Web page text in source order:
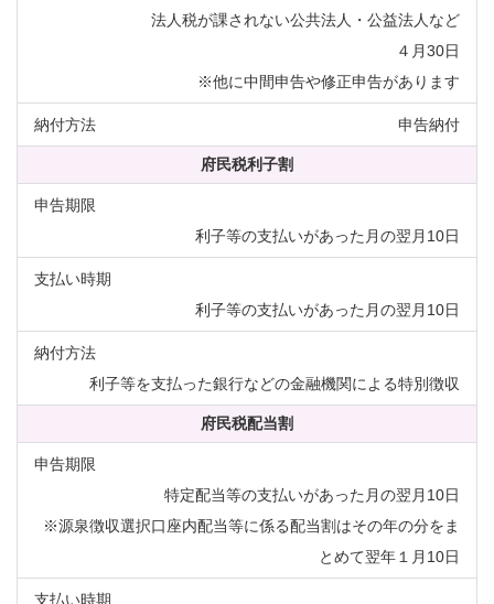
法人税が課されない公共法人・公益法人など
４月30日
※他に中間申告や修正申告があります
申告納付
府民税利子割
利子等の支払いがあった月の翌月10日
利子等の支払いがあった月の翌月10日
利子等を支払った銀行などの金融機関による特別徴収
府民税配当割
特定配当等の支払いがあった月の翌月10日
※源泉徴収選択口座内配当等に係る配当割はその年の分をま
とめて翌年１月10日